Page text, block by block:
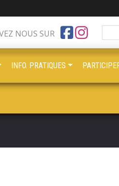
NOUS SUR
INFO. PRATIQUES